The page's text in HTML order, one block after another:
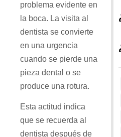
problema evidente en
la boca. La visita al
dentista se convierte
en una urgencia
cuando se pierde una
pieza dental o se
produce una rotura.
Esta actitud indica
que se recuerda al
dentista después de